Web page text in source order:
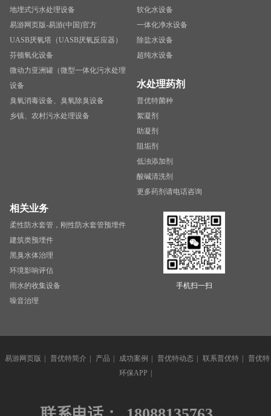
地埋式污水处理设备
易游网页版-易游(中国)官方
UASB厌氧塔（UASB厌氧反应器）
芬顿氧化设备
微动力亚洲罐（微型一体化污水处理
设备
臭氧消毒设备、臭氧除臭设备
乡镇、农村污水处理设备
软化水设备
一体化净水设备
除盐水设备
超纯水设备
水处理药剂
普优特菌种
絮凝剂
助凝剂
阻垢剂
低浊添加剂
酸碱清洗剂
更多药剂请电话咨询
相关业务
柔性防水套管，刚性防水套管预埋件
建筑类预埋件
黑臭水体治理
环境影响评估
雨水的收集设备
噪音治理
手机扫一扫
易游网页版 普优特简介 产品 成功案例 普优特动态 联系普优特
普优特
环保APP